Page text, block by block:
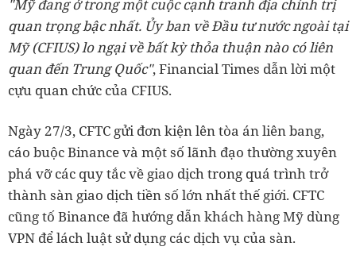
"Mỹ đang ở trong một cuộc cạnh tranh địa chính trị
quan trọng bậc nhất. Ủy ban về Đầu tư nước ngoài tại
Mỹ (CFIUS) lo ngại về bất kỳ thỏa thuận nào có liên
quan đến Trung Quốc", Financial Times dẫn lời một
cựu quan chức của CFIUS.
Ngày 27/3, CFTC gửi đơn kiện lên tòa án liên bang,
cáo buộc Binance và một số lãnh đạo thường xuyên
phá vỡ các quy tắc về giao dịch trong quá trình trở
thành sàn giao dịch tiền số lớn nhất thế giới. CFTC
cũng tố Binance đã hướng dẫn khách hàng Mỹ dùng
VPN để lách luật sử dụng các dịch vụ của sàn.